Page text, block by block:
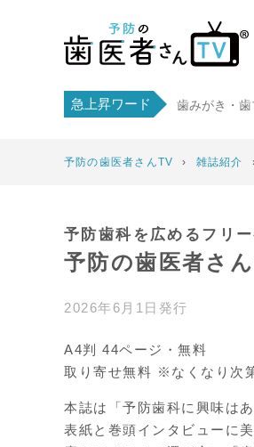
急上昇ワード 歯みがき・歯
予防の歯医者さんTV › 雑誌紹介
予防歯科を広めるフリ
予防の歯医者さ
2026年6月1日発行
A4判 44ページ・無料
取り寄せ無料 ※なくなり次
本誌は「予防歯科に興味は
表紙と巻頭インタビューに